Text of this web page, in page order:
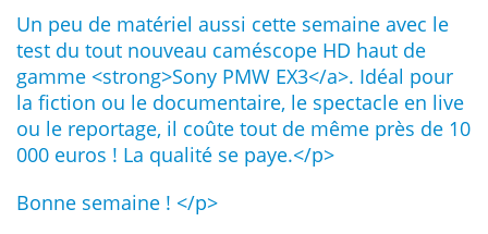
Un peu de matériel aussi cette semaine avec le
test du tout nouveau caméscope HD haut de
gamme <strong>Sony PMW EX3</a>. Idéal pour
la fiction ou le documentaire, le spectacle en live
ou le reportage, il coûte tout de même près de 10
000 euros ! La qualité se paye.</p>
Bonne semaine ! </p>